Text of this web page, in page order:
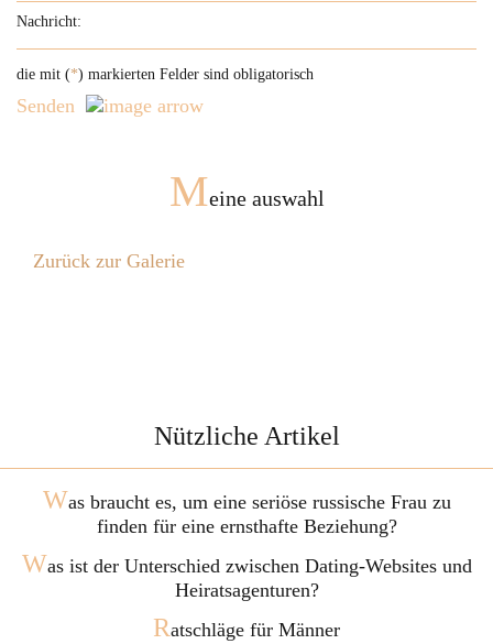
die mit (*) markierten Felder sind obligatorisch
Senden
Meine auswahl
Zurück zur Galerie
Nützliche Artikel
Was braucht es, um eine seriöse russische Frau zu
finden für eine ernsthafte Beziehung?
Was ist der Unterschied zwischen Dating-Websites und
Heiratsagenturen?
Ratschläge für Männer